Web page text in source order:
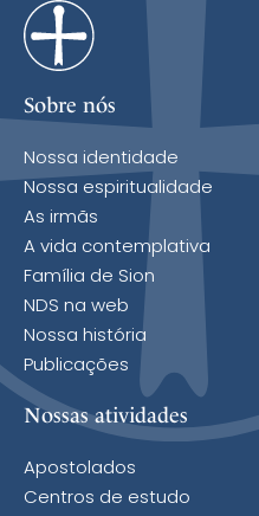
Sobre nós
Nossa identidade
Nossa espiritualidade
As irmãs
A vida contemplativa
Família de Sion
NDS na web
Nossa história
Publicações
Nossas atividades
Apostolados
Centros de estudo